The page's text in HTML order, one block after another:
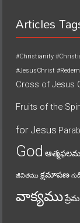
Articles
#Christianity
#JesusChrist
Cross of Jesus
Fruits of the
for Jesus
God
జీవితము క్షమాపణ
వాక్యముప్రేమ